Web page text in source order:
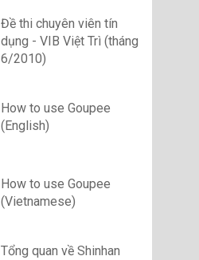
Đề thi chuyên viên tín
dụng - VIB Việt Trì (tháng
6/2010)
How to use Goupee
(English)
How to use Goupee
(Vietnamese)
Tổng quan về Shinhan